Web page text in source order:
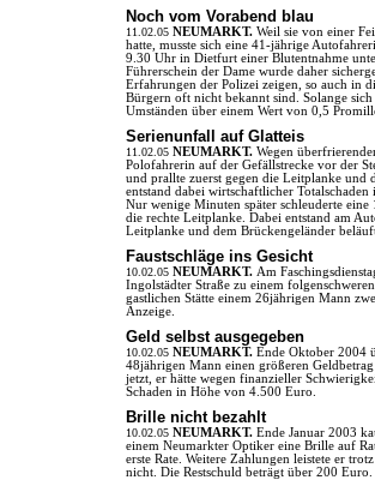
Noch vom Vorabend blau
11.02.05 NEUMARKT. Weil sie von einer
hatte, musste sich eine 41-jährige
9.30 Uhr in Dietfurt einer Blutentnahme
Führerschein der Dame wurde daher
Erfahrungen der Polizei zeigen, so auch in
Bürgern oft nicht bekannt sind. Solange
Umständen über einem Wert von 0,5
Serienunfall auf Glatteis
11.02.05 NEUMARKT. Wegen
Polofahrerin auf der Gefällstrecke vor der
und prallte zuerst gegen die Leitplanke und
entstand dabei wirtschaftlicher
Nur wenige Minuten später schleuderte
die rechte Leitplanke. Dabei entstand am
Leitplanke und dem Brückengeländer
Faustschläge ins Gesicht
10.02.05 NEUMARKT. Am
Ingolstädter Straße zu einem
gastlichen Stätte einem 26jährigen Mann
Anzeige.
Geld selbst ausgegeben
10.02.05 NEUMARKT. Ende Oktober 2004
48jährigen Mann einen größeren
jetzt, er hätte wegen finanzieller
Schaden in Höhe von 4.500 Euro.
Brille nicht bezahlt
10.02.05 NEUMARKT. Ende Januar 2003
einem Neumarkter Optiker eine Brille auf
erste Rate. Weitere Zahlungen leistete er
nicht. Die Restschuld beträgt über 200 Euro.